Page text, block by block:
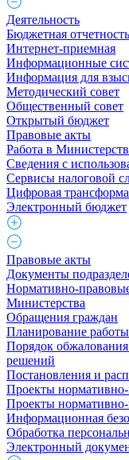
Деятельность
Бюджетная
Интернет-приемная
Информационные
Информация для
Методический совет
Общественный совет
Открытый бюджет
Правовые акты
Работа в
Cведения с
Сервисы налоговой
Цифровая
Электронный бюджет
Правовые акты
Документы
Нормативно-
Министерства
Обращения граждан
Планирование
Порядок
решений
Постановления и
Проекты нормативно-
Проекты
Информационная
Обработка
Электронный